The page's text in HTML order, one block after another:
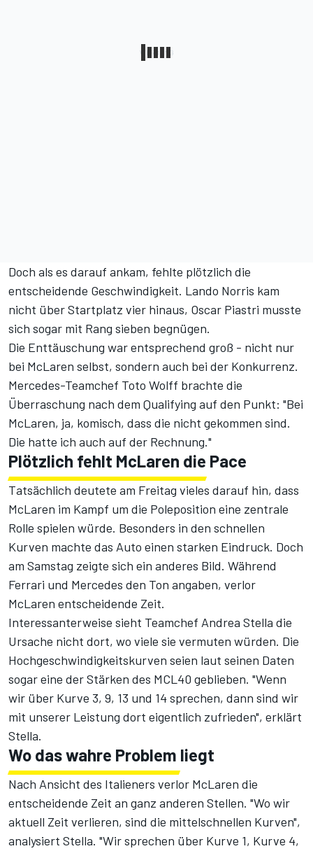
Doch als es darauf ankam, fehlte plötzlich die
entscheidende Geschwindigkeit. Lando Norris kam
nicht über Startplatz vier hinaus, Oscar Piastri musste
sich sogar mit Rang sieben begnügen.
Die Enttäuschung war entsprechend groß - nicht nur
bei McLaren selbst, sondern auch bei der Konkurrenz.
Mercedes-Teamchef Toto Wolff brachte die
Überraschung nach dem Qualifying auf den Punkt: "Bei
McLaren, ja, komisch, dass die nicht gekommen sind.
Die hatte ich auch auf der Rechnung."
Plötzlich fehlt McLaren die Pace
Tatsächlich deutete am Freitag vieles darauf hin, dass
McLaren im Kampf um die Poleposition eine zentrale
Rolle spielen würde. Besonders in den schnellen
Kurven machte das Auto einen starken Eindruck. Doch
am Samstag zeigte sich ein anderes Bild. Während
Ferrari und Mercedes den Ton angaben, verlor
McLaren entscheidende Zeit.
Interessanterweise sieht Teamchef Andrea Stella die
Ursache nicht dort, wo viele sie vermuten würden. Die
Hochgeschwindigkeitskurven seien laut seinen Daten
sogar eine der Stärken des MCL40 geblieben. "Wenn
wir über Kurve 3, 9, 13 und 14 sprechen, dann sind wir
mit unserer Leistung dort eigentlich zufrieden", erklärt
Stella.
Wo das wahre Problem liegt
Nach Ansicht des Italieners verlor McLaren die
entscheidende Zeit an ganz anderen Stellen. "Wo wir
aktuell Zeit verlieren, sind die mittelschnellen Kurven",
analysiert Stella. "Wir sprechen über Kurve 1, Kurve 4,